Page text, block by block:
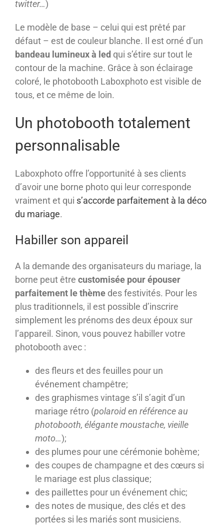
twitter…)
Le modèle de base – celui qui est prêté par
défaut – est de couleur blanche. Il est orné d’un
bandeau lumineux à led qui s’étire sur tout le
contour de la machine. Grâce à son éclairage
coloré, le photobooth Laboxphoto est visible de
tous, et ce même de loin.
Un photobooth totalement
personnalisable
Laboxphoto offre l’opportunité à ses clients
d’avoir une borne photo qui leur corresponde
vraiment et qui s’accorde parfaitement à la déco
du mariage.
Habiller son appareil
A la demande des organisateurs du mariage, la
borne peut être customisée pour épouser
parfaitement le thème des festivités. Pour les
plus traditionnels, il est possible d’inscrire
simplement les prénoms des deux époux sur
l’appareil. Sinon, vous pouvez habiller votre
photobooth avec :
des fleurs et des feuilles pour un
événement champêtre;
des graphismes vintage s’il s’agit d’un
mariage rétro (polaroid en référence au
photobooth, élégante moustache, vieille
moto…);
des plumes pour une cérémonie bohème;
des coupes de champagne et des cœurs si
le mariage est plus classique;
des paillettes pour un événement chic;
des notes de musique, des clés et des
portées si les mariés sont musiciens.